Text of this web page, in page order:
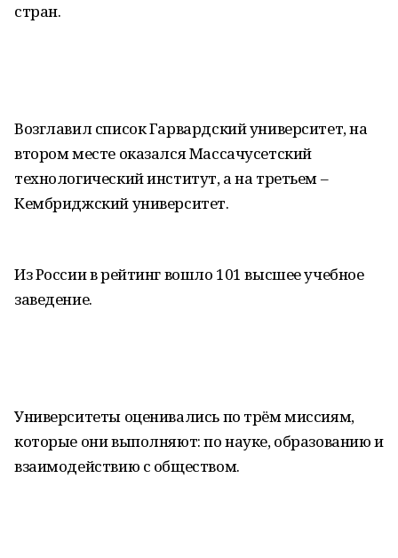
стран.
Возглавил список Гарвардский университет, на
втором месте оказался Массачусетский
технологический институт, а на третьем –
Кембриджский университет.
Из России в рейтинг вошло 101 высшее учебное
заведение.
Университеты оценивались по трём миссиям,
которые они выполняют: по науке, образованию и
взаимодействию с обществом.